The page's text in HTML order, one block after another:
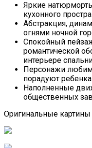
Яркие
кухонного
Абстракция,
огнями ночной
Спокойный
романтической
интерьере
Персонажи
порадуют
Наполненные
общественных
Оригинальные картины